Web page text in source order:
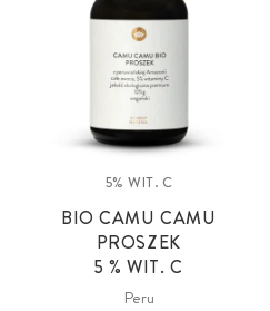
5% WIT. C
BIO CAMU CAMU
PROSZEK
5 % WIT. C
Peru